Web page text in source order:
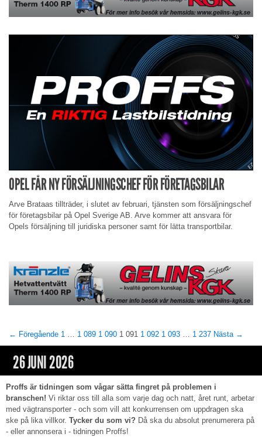
OPEL FÅR NY FÖRSÄLJNINGSCHEF FÖR FÖRETAGSBILAR
Arve Brataas tillträder, i slutet av februari, tjänsten som försäljningschef
för företagsbilar på Opel Sverige AB. Arve kommer att ansvara för
Opels försäljning till juridiska personer samt för lätta transportbilar.
← Föregående 1 … 1 089 1 090 1 091 1 092 1 093 … 1 237 Nästa →
26 JUNI 2026
Proffs är tidningen som vågar sätta fingret på problemen i
branschen! Vi riktar oss till alla som varje dag och natt, året runt, arbetar
med vägtransporter - och som vill att konkurrensen om uppdragen ska
ske på lika villkor. Tycker du som vi? Då ska du absolut prenumerera på
- eller annonsera i - tidningen Proffs!